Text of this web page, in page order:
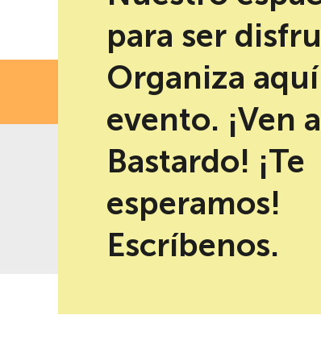
-10% de descuento al reservar en
Mejor precio
para ser
Organiza
evento. ¡Ven a
Bastardo! ¡Te
esperamos!
Escríbenos.